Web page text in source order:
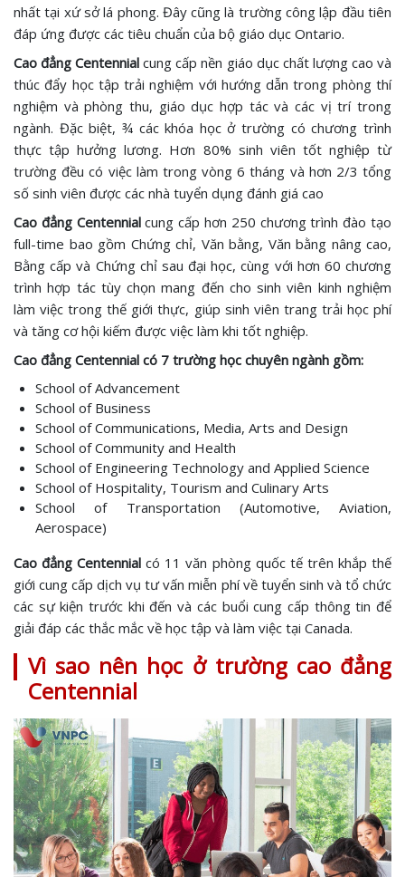
nhất tại xứ sở lá phong. Đây cũng là trường công lập đầu tiên
đáp ứng được các tiêu chuẩn của bộ giáo dục Ontario.
Cao đẳng Centennial cung cấp nền giáo dục chất lượng cao và
thúc đẩy học tập trải nghiệm với hướng dẫn trong phòng thí
nghiệm và phòng thu, giáo dục hợp tác và các vị trí trong
ngành. Đặc biệt, ¾ các khóa học ở trường có chương trình
thực tập hưởng lương. Hơn 80% sinh viên tốt nghiệp từ
trường đều có việc làm trong vòng 6 tháng và hơn 2/3 tổng
số sinh viên được các nhà tuyển dụng đánh giá cao
Cao đẳng Centennialcung cấp hơn 250 chương trình đào tạo
full-time bao gồm Chứng chỉ, Văn bằng, Văn bằng nâng cao,
Bằng cấp và Chứng chỉ sau đại học, cùng với hơn 60 chương
trình hợp tác tùy chọn mang đến cho sinh viên kinh nghiệm
làm việc trong thế giới thực, giúp sinh viên trang trải học phí
và tăng cơ hội kiếm được việc làm khi tốt nghiệp.
Cao đẳng Centennial có 7 trường học chuyên ngành gồm:
School of Advancement
School of Business
School of Communications, Media, Arts and Design
School of Community and Health
School of Engineering Technology and Applied Science
School of Hospitality, Tourism and Culinary Arts
School of Transportation (Automotive, Aviation,
Aerospace)
Cao đẳng Centennialcó 11 văn phòng quốc tế trên khắp thế
giới cung cấp dịch vụ tư vấn miễn phí về tuyển sinh và tổ chức
các sự kiện trước khi đến và các buổi cung cấp thông tin để
giải đáp các thắc mắc về học tập và làm việc tại Canada.
Vì sao nên học ở trường cao đẳng
Centennial